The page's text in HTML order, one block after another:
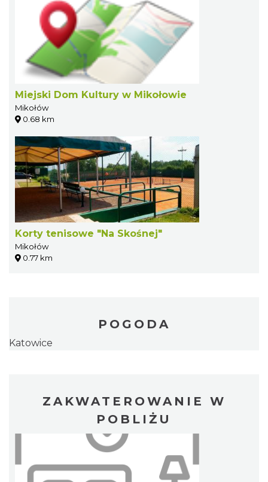
Miejski Dom Kultury w Mikołowie
Mikołów
0.68 km
Korty tenisowe "Na Skośnej"
Mikołów
0.77 km
POGODA
Katowice
ZAKWATEROWANIE W
POBLIŻU